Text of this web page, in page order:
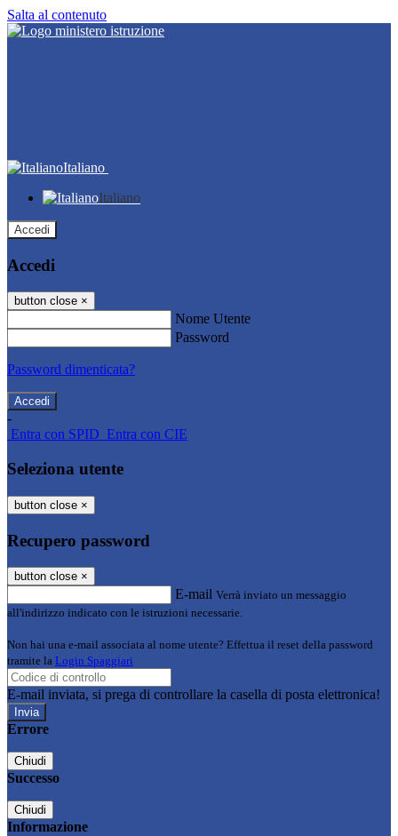
Salta al contenuto
Italiano
Italiano
Accedi
Accedi
button close ×
Nome Utente
Password
Password dimenticata?
-
Entra con SPID Entra con CIE
Seleziona utente
button close ×
Recupero password
button close ×
E-mail Verrà inviato un messaggio
all'indirizzo indicato con le istruzioni necessarie.
Non hai una e-mail associata al nome utente? Effettua il reset della password
tramite la Login Spaggiari
E-mail inviata, si prega di controllare la casella di posta elettronica!
Errore
Chiudi
Successo
Chiudi
Informazione